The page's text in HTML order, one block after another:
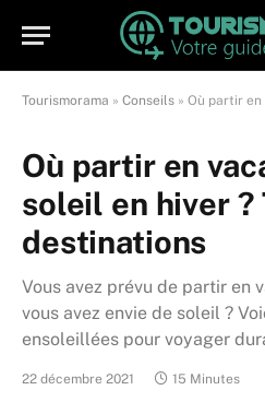
Tourismorama » Conseils » Où partir en
Où partir en
soleil en hiver ?
destinations
Vous avez prévu de partir en
vous avez envie de soleil ?
ensoleillées pour voyager
22 décembre 2021 15 Minutes